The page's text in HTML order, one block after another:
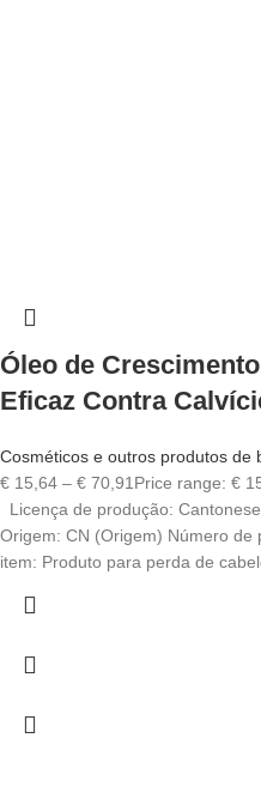
Óleo de
Eficaz Contra
Cosméticos e outros produtos de
€ 15,64 – € 70,91Price range: €
Licença de produção:
Origem: CN (Origem) Número de
item: Produto para perda de